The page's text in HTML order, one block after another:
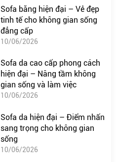
Sofa băng hiện đại – Vẻ đẹp
tinh tế cho không gian sống
đẳng cấp
10/06/2026
Sofa da cao cấp phong cách
hiện đại – Nâng tầm không
gian sống và làm việc
10/06/2026
Sofa da hiện đại – Điểm nhấn
sang trọng cho không gian
sống
10/06/2026